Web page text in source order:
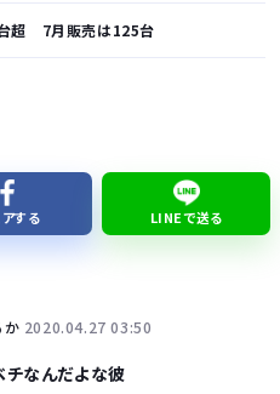
台超 7月販売は125台
がいい」などと誹謗中傷され配信中に泣き出してしまう
する LINEで送る
か 2020.04.27 03:50
チなんだよな彼